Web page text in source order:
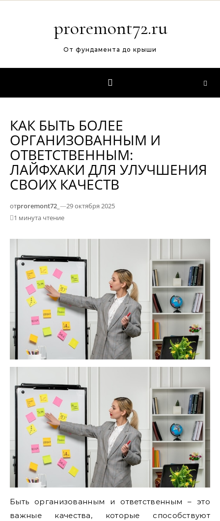
proremont72.ru
От фундамента до крыши
КАК БЫТЬ БОЛЕЕ
ОРГАНИЗОВАННЫМ И
ОТВЕТСТВЕННЫМ:
ЛАЙФХАКИ ДЛЯ УЛУЧШЕНИЯ
СВОИХ КАЧЕСТВ
отproremont72_ —29 октября 2025
1 минута чтение
Быть организованным и ответственным – это
важные качества, которые способствуют